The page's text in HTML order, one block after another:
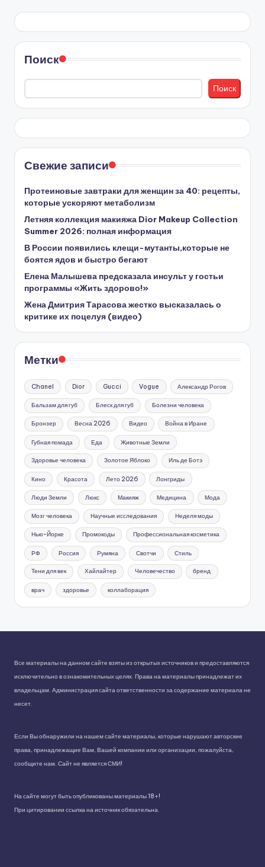
Поиск
Поиск
Свежие записи
Протеиновые завтраки для женщин за 40: рецепты,
которые ускоряют метаболизм
Летняя коллекция макияжа Dior Makeup Collection
Summer 2026: полная информация
В России появились клещи-мутанты,которые не
боятся ядов и быстро бегают
Елена Малышева предсказала инсульт у гостьи
программы «Жить здорово!»
Жена Дмитрия Тарасова жестко высказалась о
критике их поцелуя (видео)
Метки
Chanel Dior Gucci Vogue Александр Рогов
Бальзам для губ Блеск для губ Болезни человека
Бронзер Весна 2026 Видео Война в Иране
Губная помада Еда Животные Земли
Здоровье человека Золотое Яблоко Иль де Ботэ
Кино Красота Лето 2026 Лонгриды
Люди Земли Люкс Макияж Медицина Мода
Мозг человека Научные исследования Неделя моды
Нью-Йорке Промокоды Профессиональная косметика
РФ Россия Румяна Свотчи Стиль
Тени для век Хайлайтер Человечество бренд
врач здоровье коллаборация
Все материалы на данном сайте взяты из открытых источников и предоставляются
исключительно в ознакомительных целях. Права на материалы принадлежат их
владельцам. Администрация сайта ответственности за содержание материала не
несет.
Если Вы обнаружили на нашем сайте материалы, которые нарушают авторские
права, принадлежащие Вам, Вашей компании или организации, пожалуйста,
сообщите нам. Сайт не является СМИ!
На сайте могут быть опубликованы материалы 18+!
При цитировании ссылка на источник обязательна.